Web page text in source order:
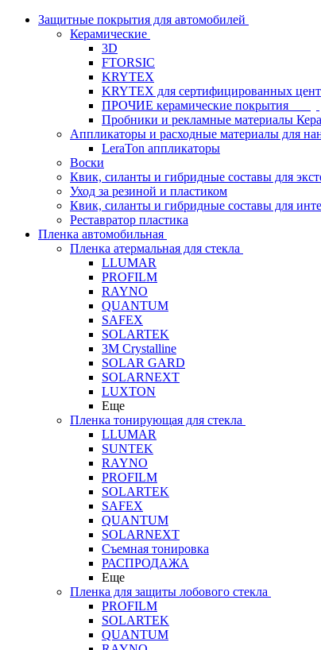
Защитные покрытия для автомобилей
Керамические
3D
FTORSIC
KRYTEX
KRYTEX для сертифицированных
ПРОЧИЕ керамические покрытия
Пробники и рекламные материалы
Аппликаторы и расходные материалы для
LeraTon аппликаторы
Воски
Квик, силанты и гибридные составы для
Уход за резиной и пластиком
Квик, силанты и гибридные составы для
Реставратор пластика
Пленка автомобильная
Пленка атермальная для стекла
LLUMAR
PROFILM
RAYNO
QUANTUM
SAFEX
SOLARTEK
3M Crystalline
SOLAR GARD
SOLARNEXT
LUXTON
Еще
Пленка тонирующая для стекла
LLUMAR
SUNTEK
RAYNO
PROFILM
SOLARTEK
SAFEX
QUANTUM
SOLARNEXT
Съемная тонировка
РАСПРОДАЖА
Еще
Пленка для защиты лобового стекла
PROFILM
SOLARTEK
QUANTUM